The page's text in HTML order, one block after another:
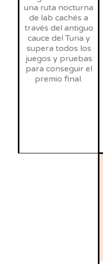
una ruta nocturna
de lab cachés a
través del antiguo
cauce del Turia y
supera todos los
juegos y pruebas
para conseguir el
premio final.